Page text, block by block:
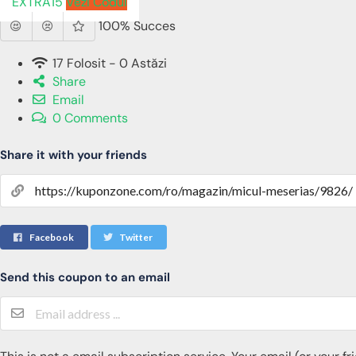
100% Succes
17 Folosit - 0 Astăzi
Share
Email
0 Comments
Share it with your friends
Facebook Twitter
Send this coupon to an email